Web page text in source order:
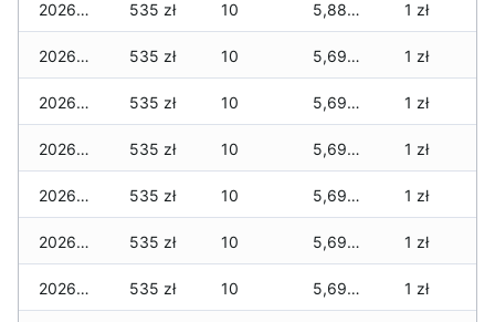
2026-05-19 535 zł 10 5,885 zł 1 zł
2026-05-18 535 zł 10 5,695 zł 1 zł
2026-05-17 535 zł 10 5,695 zł 1 zł
2026-05-16 535 zł 10 5,695 zł 1 zł
2026-05-15 535 zł 10 5,695 zł 1 zł
2026-05-14 535 zł 10 5,695 zł 1 zł
2026-05-13 535 zł 10 5,695 zł 1 zł